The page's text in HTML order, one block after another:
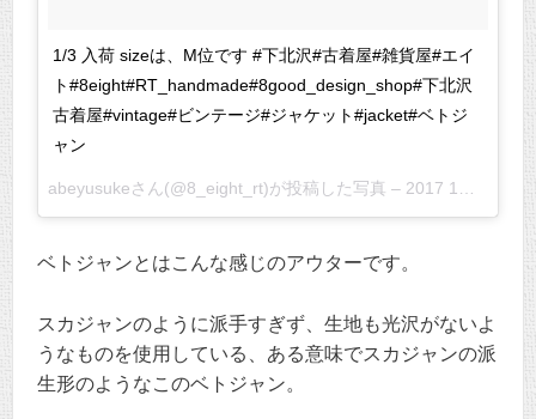
1/3 入荷 sizeは、M位です #下北沢#古着屋#雑貨屋#エイ
ト#8eight#RT_handmade#8good_design_shop#下北沢
古着屋#vintage#ビンテージ#ジャケット#jacket#ベトジ
ャン
abeyusukeさん(@8_eight_rt)が投稿した写真 – 2017 1月 2 4:15午前 PST
ベトジャンとはこんな感じのアウターです。
スカジャンのように派手すぎず、生地も光沢がないよ
うなものを使用している、ある意味でスカジャンの派
生形のようなこのベトジャン。